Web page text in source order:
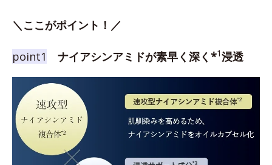
＼ここがポイント！／
point1 ナイアシンアミドが素早く深く*1浸透